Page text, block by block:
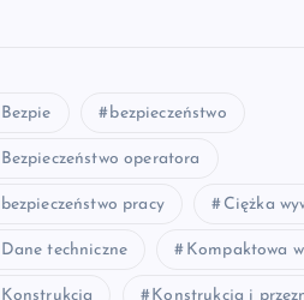
Bezpie bezpieczeństwo
Bezpieczeństwo operatora
bezpieczeństwo pracy Ciężka
Dane techniczne Kompaktowa
Konstrukcja Konstrukcja i